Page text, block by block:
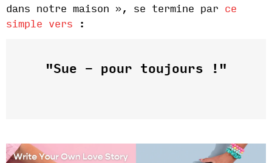
dans notre maison », se termine par ce
simple vers :
"Sue - pour toujours !"